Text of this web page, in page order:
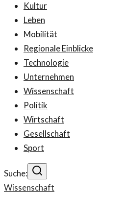
Kultur
Leben
Mobilität
Regionale Einblicke
Technologie
Unternehmen
Wissenschaft
Politik
Wirtschaft
Gesellschaft
Sport
Suche:
Wissenschaft